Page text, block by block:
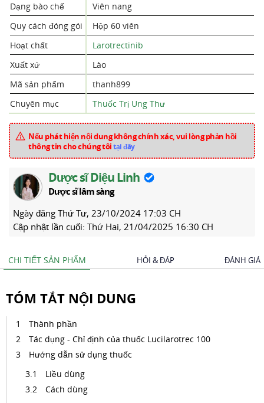
Dạng bào chế
Viên nang
Quy cách đóng gói
Hộp 60 viên
Hoạt chất
Larotrectinib
Xuất xứ
Lào
Mã sản phẩm
thanh899
Chuyên mục
Thuốc Trị Ung Thư
Nếu phát hiện nội dung không chính xác, vui lòng phản hồi
thông tin cho chúng tôitại đây
Dược sĩ Diệu Linh
Dược sĩ lâm sàng
Ngày đăng Thứ Tư, 23/10/2024 17:03 CH
Cập nhật lần cuối: Thứ Hai, 21/04/2025 16:30 CH
CHI TIẾT SẢN PHẨM HỎI & ĐÁP ĐÁNH GIÁ
TÓM TẮT NỘI DUNG
Thành phần
Tác dụng - Chỉ định của thuốc Lucilarotrec 100
Hướng dẫn sử dụng thuốc
Liều dùng
Cách dùng